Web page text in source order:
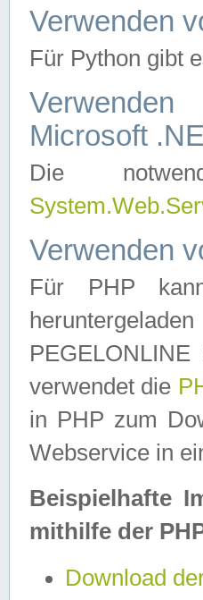
Verwenden
Für Python gibt
Microsoft
Die
Verwenden
Für PHP
verwendet die
in PHP zum
Webservice in
Beispielhafte
mithilfe der
Download